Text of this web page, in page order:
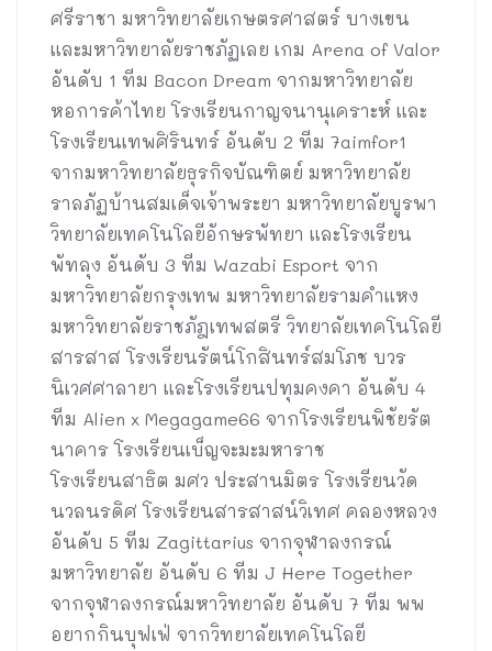
ศรีราชา มหาวิทยาลัยเกษตรศาสตร์ บางเขน
และมหาวิทยาลัยราชภัฏเลย เกม Arena of Valor
อันดับ 1 ทีม Bacon Dream จากมหาวิทยาลัย
หอการค้าไทย โรงเรียนกาญจนานุเคราะห์ และ
โรงเรียนเทพศิรินทร์ อันดับ 2 ทีม 7aimfor1
จากมหาวิทยาลัยธุรกิจบัณฑิตย์ มหาวิทยาลัย
ราลภัฏบ้านสมเด็จเจ้าพระยา มหาวิทยาลัยบูรพา
วิทยาลัยเทคโนโลยีอักษรพัทยา และโรงเรียน
พัทลุง อันดับ 3 ทีม Wazabi Esport จาก
มหาวิทยาลัยกรุงเทพ มหาวิทยาลัยรามคำแหง
มหาวิทยาลัยราชภัฎเทพสตรี วิทยาลัยเทคโนโลยี
สารสาส โรงเรียนรัตน์โกสินทร์สมโภช บวร
นิเวศศาลายา และโรงเรียนปทุมคงคา อันดับ 4
ทีม Alien x Megagame66 จากโรงเรียนพิชัยรัต
นาคาร โรงเรียนเบ็ญจะมะมหาราช
โรงเรียนสาธิต มศว ประสานมิตร โรงเรียนวัด
นวลนรดิศ โรงเรียนสารสาสน์วิเทศ คลองหลวง
อันดับ 5 ทีม Zagittarius จากจุฬาลงกรณ์
มหาวิทยาลัย อันดับ 6 ทีม J Here Together
จากจุฬาลงกรณ์มหาวิทยาลัย อันดับ 7 ทีม พพ
อยากกินบุฟเฟ่ จากวิทยาลัยเทคโนโลยี